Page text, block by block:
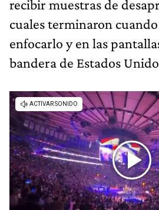
recibir muestras de
cuales terminaron
enfocarlo y en las
bandera de Estados